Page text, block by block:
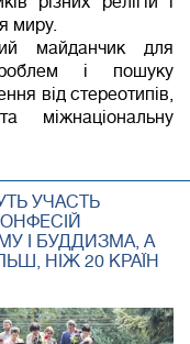
миру.
майданчик для
і пошуку
від стереотипів,
міжнаціональну
УЧАСТЬ
І БУДДИЗМА, А
НІЖ 20 КРАЇН